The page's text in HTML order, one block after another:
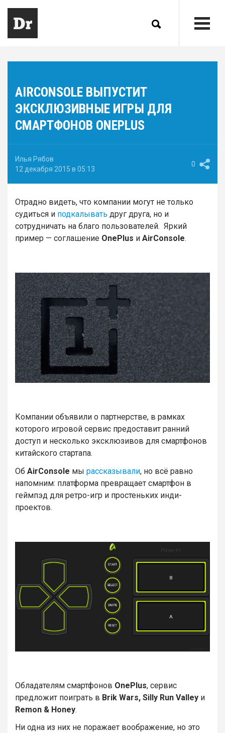
AIRCONSOLE ВЫПУСТИТ
ЭКСКЛЮЗИВНЫЕ ИГРЫ ДЛЯ
СМАРТФОНОВ ONEPLUS
Илья Рябов
12 декабря 2015 в 05:13
0
Отрадно видеть, что компании могут не только
судиться и подкалывать друг друга, но и
сотрудничать на благо пользователей. Яркий
пример — соглашение OnePlus и AirConsole.
Компании объявили о партнерстве, в рамках
которого игровой сервис предоставит ранний
доступ и несколько эксклюзивов для смартфонов
китайского стартапа.
Об AirConsole мы рассказывали, но всё равно
напомним: платформа превращает смартфон в
геймпэд для ретро-игр и простеньких инди-
проектов.
Обладателям смартфонов OnePlus, сервис
предложит поиграть в Brik Wars, Silly Run Valley и
Remon & Honey.
Ни одна из них не поражает воображение, но это